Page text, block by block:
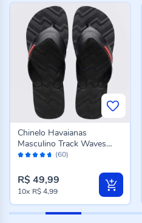
Avaliação: (60)
Chinelo Havaianas
Masculino Track Waves
Preto
R$ 49,99
10x R$ 4,99